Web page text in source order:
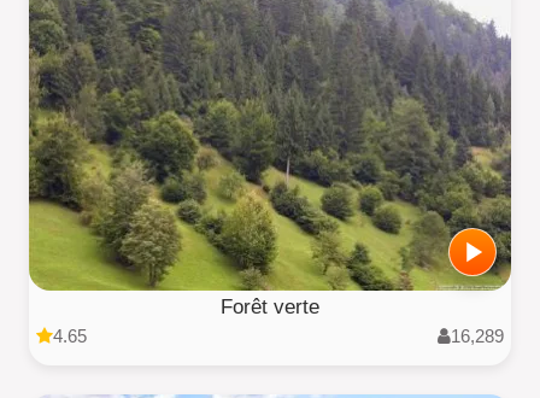
Forêt verte
4.65 16,289